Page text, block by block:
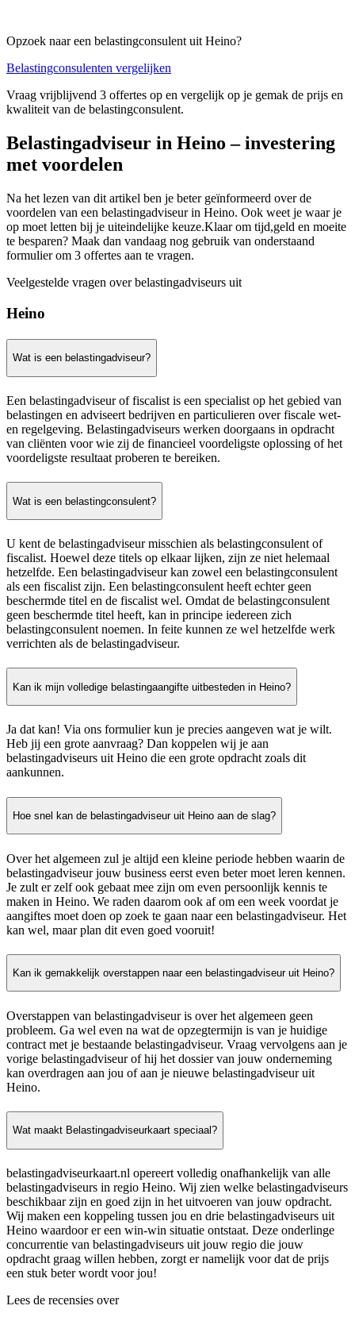
Opzoek naar een belastingconsulent uit Heino?
Belastingconsulenten vergelijken
Vraag vrijblijvend 3 offertes op en vergelijk op je gemak de prijs en
kwaliteit van de belastingconsulent.
Belastingadviseur in Heino – investering
met voordelen
Na het lezen van dit artikel ben je beter geïnformeerd over de
voordelen van een belastingadviseur in Heino. Ook weet je waar je
op moet letten bij je uiteindelijke keuze.Klaar om tijd,geld en moeite
te besparen? Maak dan vandaag nog gebruik van onderstaand
formulier om 3 offertes aan te vragen.
Veelgestelde vragen over belastingadviseurs uit
Heino
Wat is een belastingadviseur?
Een belastingadviseur of fiscalist is een specialist op het gebied van
belastingen en adviseert bedrijven en particulieren over fiscale wet-
en regelgeving. Belastingadviseurs werken doorgaans in opdracht
van cliënten voor wie zij de financieel voordeligste oplossing of het
voordeligste resultaat proberen te bereiken.
Wat is een belastingconsulent?
U kent de belastingadviseur misschien als belastingconsulent of
fiscalist. Hoewel deze titels op elkaar lijken, zijn ze niet helemaal
hetzelfde. Een belastingadviseur kan zowel een belastingconsulent
als een fiscalist zijn. Een belastingconsulent heeft echter geen
beschermde titel en de fiscalist wel. Omdat de belastingconsulent
geen beschermde titel heeft, kan in principe iedereen zich
belastingconsulent noemen. In feite kunnen ze wel hetzelfde werk
verrichten als de belastingadviseur.
Kan ik mijn volledige belastingaangifte uitbesteden in Heino?
Ja dat kan! Via ons formulier kun je precies aangeven wat je wilt.
Heb jij een grote aanvraag? Dan koppelen wij je aan
belastingadviseurs uit Heino die een grote opdracht zoals dit
aankunnen.
Hoe snel kan de belastingadviseur uit Heino aan de slag?
Over het algemeen zul je altijd een kleine periode hebben waarin de
belastingadviseur jouw business eerst even beter moet leren kennen.
Je zult er zelf ook gebaat mee zijn om even persoonlijk kennis te
maken in Heino. We raden daarom ook af om een week voordat je
aangiftes moet doen op zoek te gaan naar een belastingadviseur. Het
kan wel, maar plan dit even goed vooruit!
Kan ik gemakkelijk overstappen naar een belastingadviseur uit Heino?
Overstappen van belastingadviseur is over het algemeen geen
probleem. Ga wel even na wat de opzegtermijn is van je huidige
contract met je bestaande belastingadviseur. Vraag vervolgens aan je
vorige belastingadviseur of hij het dossier van jouw onderneming
kan overdragen aan jou of aan je nieuwe belastingadviseur uit
Heino.
Wat maakt Belastingadviseurkaart speciaal?
belastingadviseurkaart.nl opereert volledig onafhankelijk van alle
belastingadviseurs in regio Heino. Wij zien welke belastingadviseurs
beschikbaar zijn en goed zijn in het uitvoeren van jouw opdracht.
Wij maken een koppeling tussen jou en drie belastingadviseurs uit
Heino waardoor er een win-win situatie ontstaat. Deze onderlinge
concurrentie van belastingadviseurs uit jouw regio die jouw
opdracht graag willen hebben, zorgt er namelijk voor dat de prijs
een stuk beter wordt voor jou!
Lees de recensies over